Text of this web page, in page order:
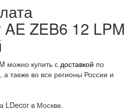
ZEB6 12 LPM
можно купить с доставкой по
также во все регионы России и
LDecor в Москве.